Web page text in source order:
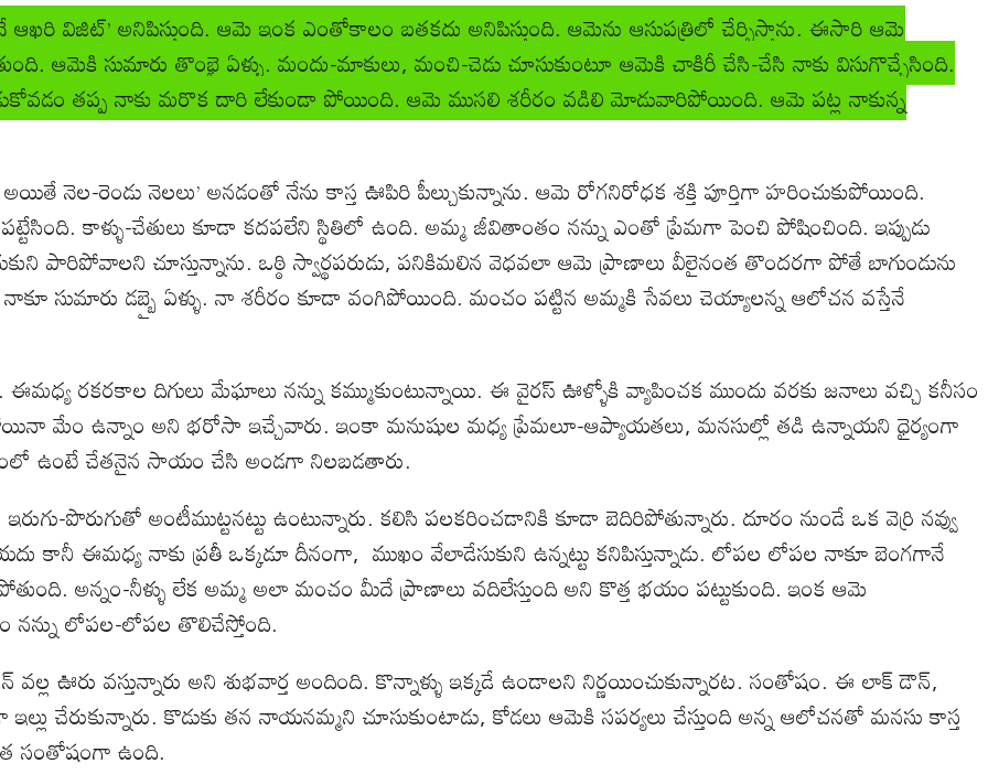
ఆఖరి విజిట్’ అనిపిస్తుంది. ఆమె ఇంక ఎంతోకాలం బతకదు అనిపిస్తుంది. ఆమెను ఆసుపత్రిలో చేర్పిస్తాను. ఈసారి ఆమె
ఆమెకి సుమారు తొంభై ఏళ్ళు. మందు-మాకులు, మంచి-చెడు చూసుకుంటూ ఆమెకి చాకిరీ చేసి-చేసి నాకు విసుగొచ్చేసింది.
తప్ప నాకు మరొక దారి లేకుండా పోయింది. ఆమె ముసలి శరీరం వడిలి మోడువారిపోయింది. ఆమె పట్ల నాకున్న
నెల-రెండు నెలలు’ అనడంతో నేను కాస్త ఊపిరి పీల్చుకున్నాను. ఆమె రోగనిరోధక శక్తి పూర్తిగా హరించుకుపోయింది.
కాళ్ళు-చేతులు కూడా కదపలేని స్థితిలో ఉంది. అమ్మ జీవితాంతం నన్ను ఎంతో ప్రేమగా పెంచి పోషించింది. ఇప్పుడు
పారిపోవాలని చూస్తున్నాను. ఒఠ్ఠి స్వార్థపరుడు, పనికిమలిన వెధవలా ఆమె ప్రాణాలు వీలైనంత తొందరగా పోతే బాగుండును
నాకూ సుమారు డబ్బై ఏళ్ళు. నా శరీరం కూడా వంగిపోయింది. మంచం పట్టిన అమ్మకి సేవలు చెయ్యాలన్న ఆలోచన వస్తేనే
రకరకాల దిగులు మేఘాలు నన్ను కమ్ముకుంటున్నాయి. ఈ వైరస్ ఊళ్ళోకి వ్యాపించక ముందు వరకు జనాలు వచ్చి కనీసం
మేం ఉన్నాం అని భరోసా ఇచ్చేవారు. ఇంకా మనుషుల మధ్య ప్రేమలూ-ఆప్యాయతలు, మనసుల్లో తడి ఉన్నాయని ధైర్యంగా
ఉంటే చేతనైన సాయం చేసి అండగా నిలబడతారు.
పొరుగుతో అంటీముట్టనట్టు ఉంటున్నారు. కలిసి పలకరించడానికి కూడా బెదిరిపోతున్నారు. దూరం నుండే ఒక వెర్రి నవ్వు
కానీ ఈమధ్య నాకు ప్రతీ ఒక్కడూ దీనంగా, ముఖం వేలాడేసుకుని ఉన్నట్టు కనిపిస్తున్నాడు. లోపల లోపల నాకూ బెంగగానే
అన్నం-నీళ్ళు లేక అమ్మ అలా మంచం మీదే ప్రాణాలు వదిలేస్తుంది అని కొత్త భయం పట్టుకుంది. ఇంక ఆమె
నన్ను లోపల-లోపల తొలిచేస్తోంది.
ఊరు వస్తున్నారు అని శుభవార్త అందింది. కొన్నాళ్ళు ఇక్కడే ఉండాలని నిర్ణయించుకున్నారట. సంతోషం. ఈ లాక్ డౌన్,
చేరుకున్నారు. కొడుకు తన నాయనమ్మని చూసుకుంటాడు, కోడలు ఆమెకి సపర్యలు చేస్తుంది అన్న ఆలోచనతో మనసు కాస్త
సంతోషంగా ఉంది.